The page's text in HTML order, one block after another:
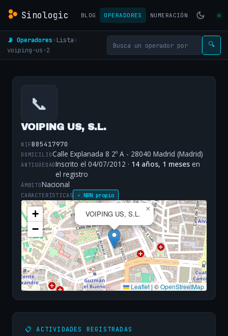
Sinologic BLOG OPERADORES NUMERACIÓN
📡 Operadores› Lista›
voiping-us-2
🔍
📞
VOIPING US, S.L.
NIFB85417970
DOMICILIOCalle Explanada 8 2º A - 28040 Madrid (Madrid)
ANTIGÜEDADInscrito el 04/07/2012 · 14 años, 1 meses en
el registro
ÁMBITONacional
CARACTERÍSTICAS ⚡ NRN propio
VOIPING US, S.L.
×
+
−
Leaflet |©OpenStreetMap
📋 ACTIVIDADES REGISTRADAS